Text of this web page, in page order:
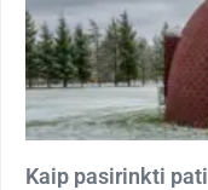
Kaip pasirinkti